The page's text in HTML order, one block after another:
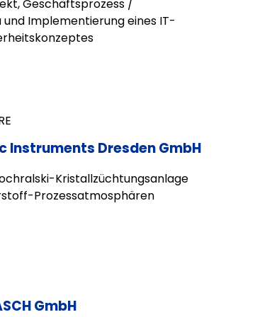
Geschäftsprozess /
und Implementierung eines IT-
Instruments Dresden GmbH
Kristallzüchtungsanlage
Prozessatmosphären
GmbH